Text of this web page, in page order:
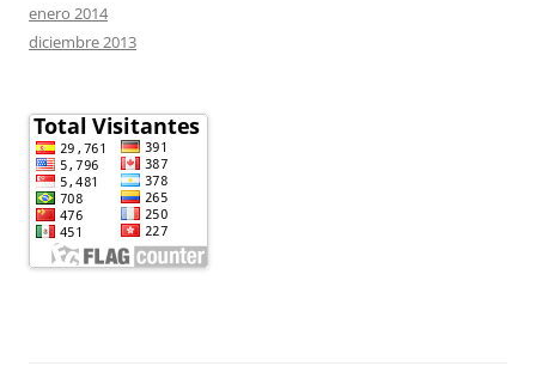
enero 2014
diciembre 2013